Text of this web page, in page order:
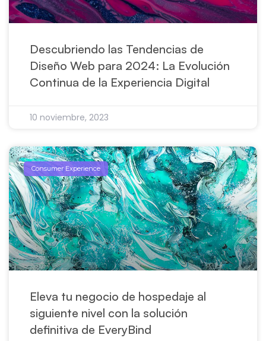
Descubriendo las Tendencias de
Diseño Web para 2024: La Evolución
Continua de la Experiencia Digital
10 noviembre, 2023
Consumer Experience
Eleva tu negocio de hospedaje al
siguiente nivel con la solución
definitiva de EveryBind